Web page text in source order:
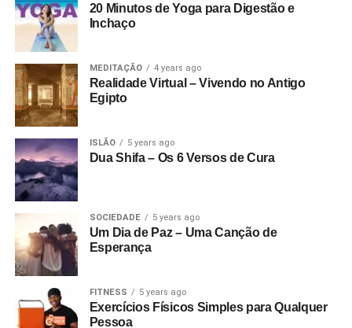
20 Minutos de Yoga para Digestão e
Inchaço
MEDITAÇÃO 4 years ago
Realidade Virtual – Vivendo no Antigo
Egipto
ISLÃO 5 years ago
Dua Shifa – Os 6 Versos de Cura
SOCIEDADE 5 years ago
Um Dia de Paz – Uma Canção de
Esperança
FITNESS 5 years ago
Exercícios Físicos Simples para Qualquer
Pessoa